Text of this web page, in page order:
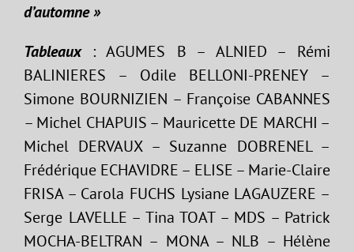
d’automne »
Tableaux : AGUMES B – ALNIED – Rémi
BALINIERES – Odile BELLONI-PRENEY –
Simone BOURNIZIEN – Françoise CABANNES
– Michel CHAPUIS – Mauricette DE MARCHI –
Michel DERVAUX – Suzanne DOBRENEL –
Frédérique ECHAVIDRE – ELISE – Marie-Claire
FRISA – Carola FUCHS Lysiane LAGAUZERE –
Serge LAVELLE – Tina TOAT – MDS – Patrick
MOCHA-BELTRAN – MONA – NLB – Hélène